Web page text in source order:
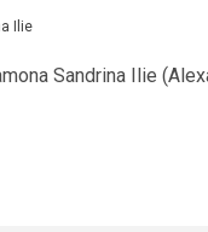
Ilie
Sandrina Ilie